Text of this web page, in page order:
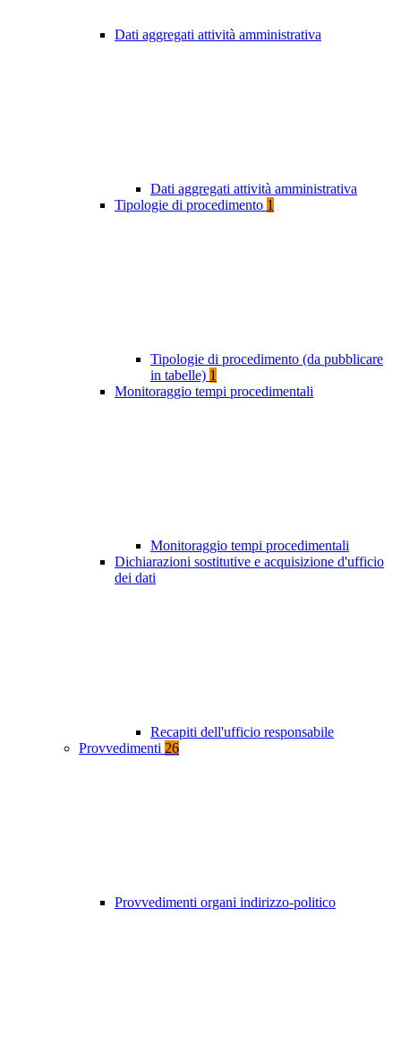
Dati aggregati attività amministrativa
Dati aggregati attività amministrativa
Tipologie di procedimento 1
Tipologie di procedimento (da pubblicare
in tabelle) 1
Monitoraggio tempi procedimentali
Monitoraggio tempi procedimentali
Dichiarazioni sostitutive e acquisizione d'ufficio
dei dati
Recapiti dell'ufficio responsabile
Provvedimenti 26
Provvedimenti organi indirizzo-politico